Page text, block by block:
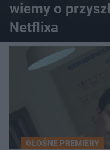
wiemy o
Netflixa
GŁOŚNE PREMIERY